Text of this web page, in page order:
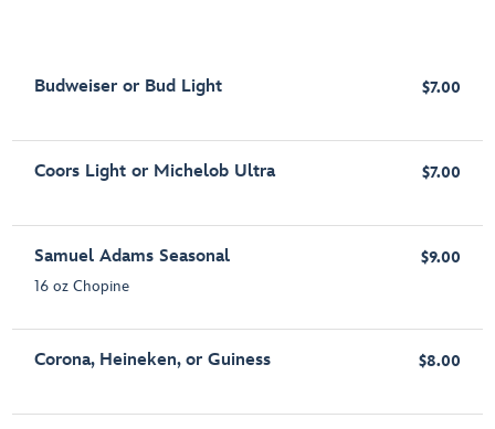
Budweiser or Bud Light $7.00
Coors Light or Michelob Ultra $7.00
Samuel Adams Seasonal
16 oz Chopine
$9.00
Corona, Heineken, or Guiness $8.00